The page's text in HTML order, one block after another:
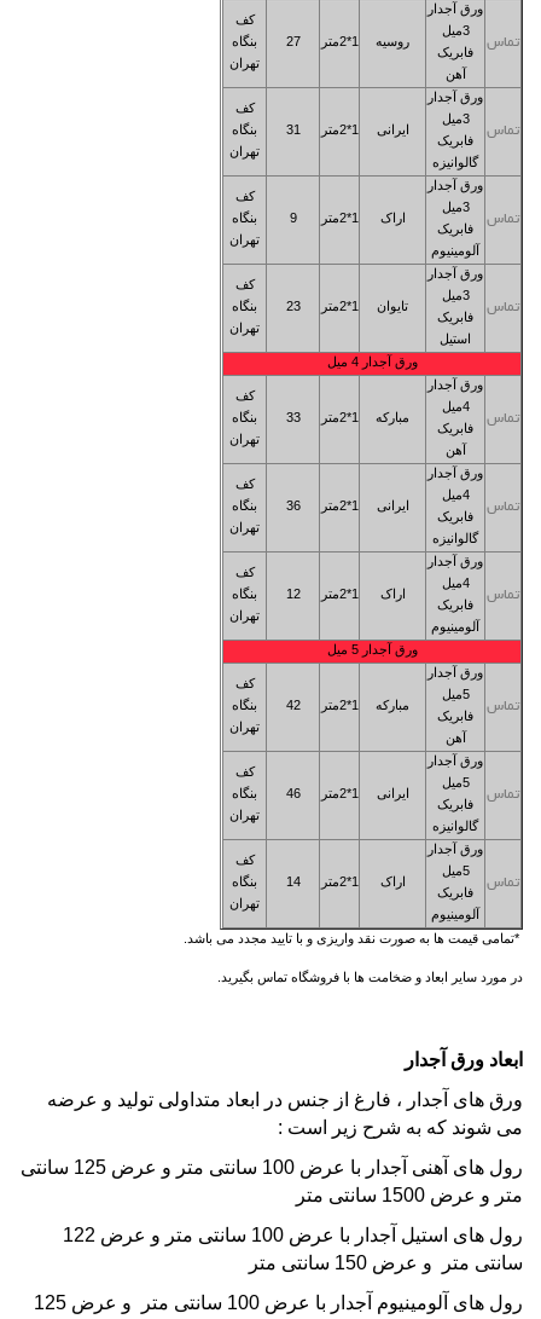
تماس
ورق آجدار
3میل
فابریک
آهن
روسیه 1*2متر 27
کف
بنگاه
تهران
تماس
ورق آجدار
3میل
فابریک
گالوانیزه
ایرانی 1*2متر 31
کف
بنگاه
تهران
تماس
ورق آجدار
3میل
فابریک
آلومینیوم
اراک 1*2متر 9
کف
بنگاه
تهران
تماس
ورق آجدار
3میل
فابریک
استیل
تایوان 1*2متر 23
کف
بنگاه
تهران
ورق آجدار 4 میل
تماس
ورق آجدار
4میل
فابریک
آهن
مبارکه 1*2متر 33
کف
بنگاه
تهران
تماس
ورق آجدار
4میل
فابریک
گالوانیزه
ایرانی 1*2متر 36
کف
بنگاه
تهران
تماس
ورق آجدار
4میل
فابریک
آلومینیوم
اراک 1*2متر 12
کف
بنگاه
تهران
ورق آجدار 5 میل
تماس
ورق آجدار
5میل
فابریک
آهن
مبارکه 1*2متر 42
کف
بنگاه
تهران
تماس
ورق آجدار
5میل
فابریک
گالوانیزه
ایرانی 1*2متر 46
کف
بنگاه
تهران
تماس
ورق آجدار
5میل
فابریک
آلومینیوم
اراک 1*2متر 14
کف
بنگاه
تهران
*تمامی قیمت ها به صورت نقد واریزی و با تایید مجدد می باشد.
در مورد سایر ابعاد و ضخامت ها با فروشگاه تماس بگیرید.
ابعاد ورق آجدار
ورق های آجدار ، فارغ از جنس در ابعاد متداولی تولید و عرضه
می شوند که به شرح زیر است :
رول های آهنی آجدار با عرض 100 سانتی متر و عرض 125 سانتی
متر و عرض 1500 سانتی متر
رول های استیل آجدار با عرض 100 سانتی متر و عرض 122
سانتی متر و عرض 150 سانتی متر
رول های آلومینیوم آجدار با عرض 100 سانتی متر و عرض 125